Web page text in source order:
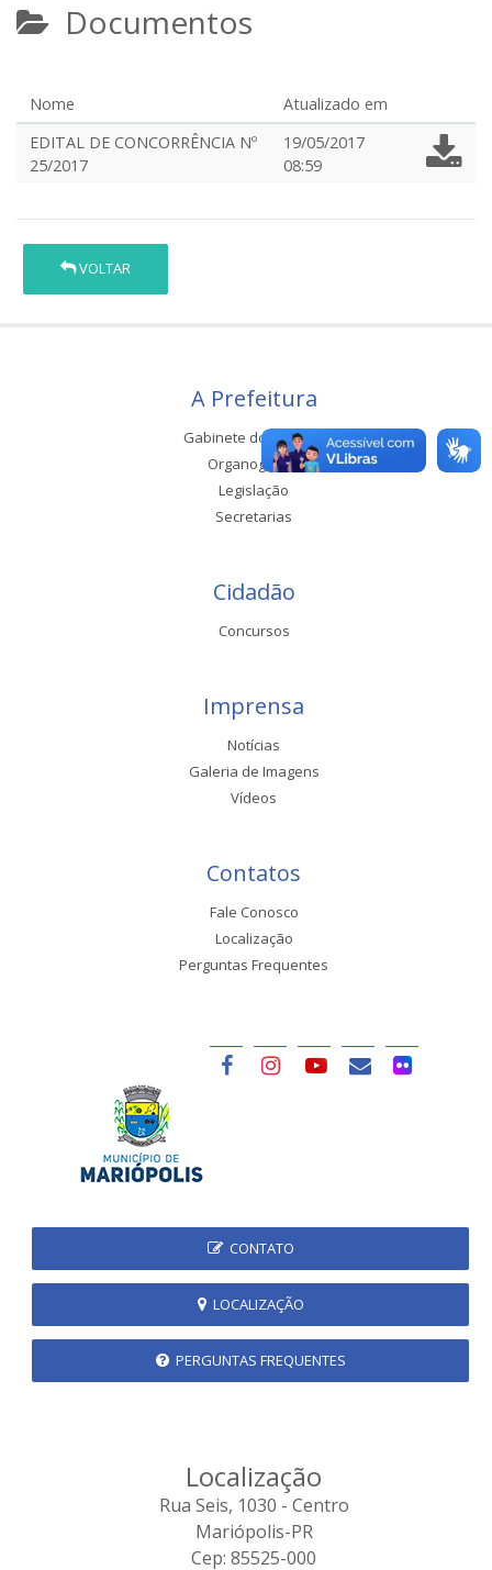
Documentos
Nome
Atualizado em
EDITAL DE CONCORRÊNCIA Nº
25/2017
19/05/2017
08:59
VOLTAR
A Prefeitura
Gabinete do Prefeito
Organograma
Legislação
Secretarias
Cidadão
Concursos
Imprensa
Notícias
Galeria de Imagens
Vídeos
Contatos
Fale Conosco
Localização
Perguntas Frequentes
CONTATO
LOCALIZAÇÃO
PERGUNTAS FREQUENTES
Localização
Rua Seis, 1030 - Centro
Mariópolis-PR
Cep: 85525-000